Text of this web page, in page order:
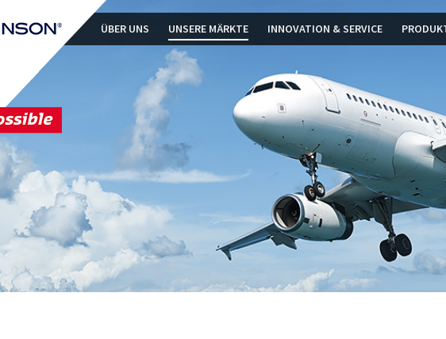
ÜBER UNS UNSERE MÄRKTE INNOVATION & SERVICE